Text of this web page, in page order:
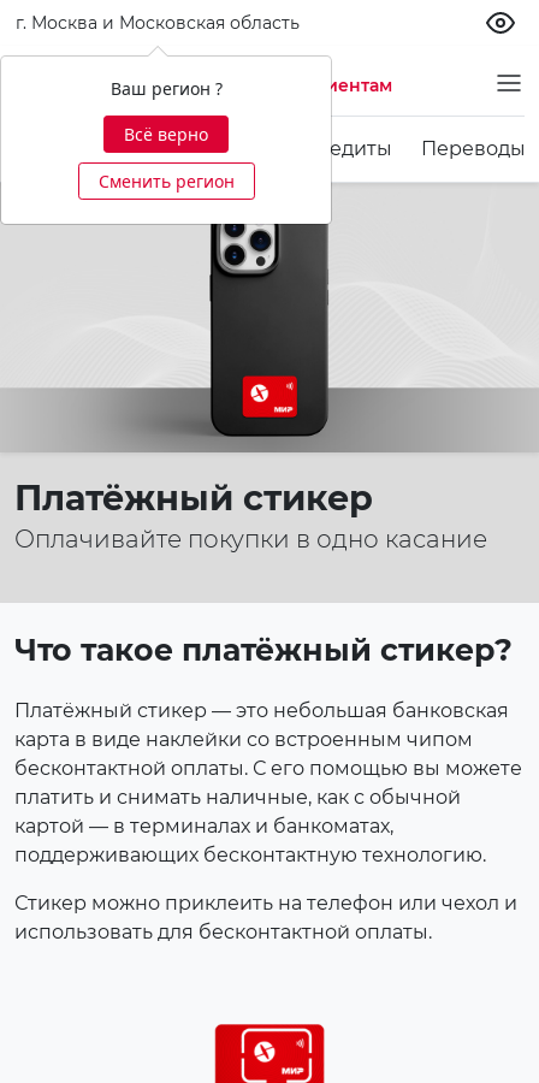
г. Москва и Московская область
Частным клиентам
Счета и вклады Кредиты Переводы
Платёжный стикер
Оплачивайте покупки в одно касание
Что такое платёжный стикер?
Платёжный стикер — это небольшая банковская
карта в виде наклейки со встроенным чипом
бесконтактной оплаты. С его помощью вы можете
платить и снимать наличные, как с обычной
картой — в терминалах и банкоматах,
поддерживающих бесконтактную технологию.
Стикер можно приклеить на телефон или чехол и
использовать для бесконтактной оплаты.
Ваш регион ?
Всё верно
Сменить регион